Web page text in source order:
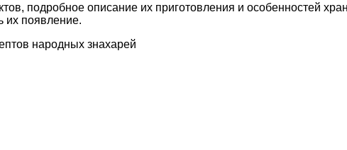
подробное описание их приготовления и особенностей
их появление.
народных знахарей